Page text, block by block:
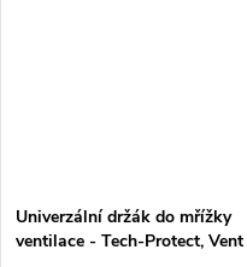
Univerzální držák do mřížky
ventilace - Tech-Protect, Vent